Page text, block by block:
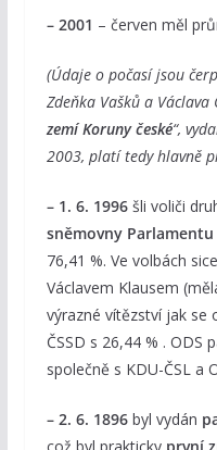
– 2001 – červen měl
(Údaje o počasí jsou
Zdeňka Vašků a Václava
zemí Koruny české“,
2003, platí tedy hlavně
– 1. 6. 1996šli voliči
sněmovny
76,41 %. Ve volbách
Václavem Klausem
výrazné vítězství jak se
ČSSD s 26,44 % . ODS
společně s KDU-ČSL a
– 2. 6. 1896byl vydán